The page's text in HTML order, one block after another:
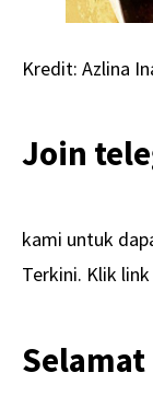
Kredit: Azlina
Join
kami untuk
Terkini. Klik link